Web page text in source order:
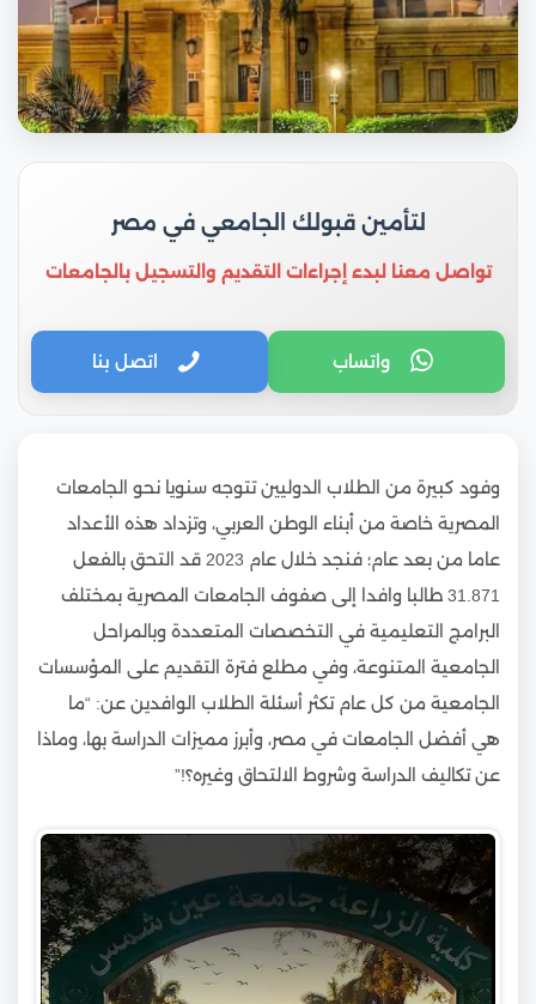
لتأمين قبولك الجامعي في مصر
تواصل معنا لبدء إجراءات التقديم والتسجيل بالجامعات
واتساب اتصل بنا
وفود كبيرة من الطلاب الدوليين تتوجه سنويا نحو الجامعات
المصرية خاصة من أبناء الوطن العربي، وتزداد هذه الأعداد
عاما من بعد عام؛ فنجد خلال عام 2023 قد التحق بالفعل
31.871 طالبا وافدا إلى صفوف الجامعات المصرية بمختلف
البرامج التعليمية في التخصصات المتعددة وبالمراحل
الجامعية المتنوعة، وفي مطلع فترة التقديم على المؤسسات
الجامعية من كل عام تكثر أسئلة الطلاب الوافدين عن: “ما
هي أفضل الجامعات في مصر، وأبرز مميزات الدراسة بها، وماذا
عن تكاليف الدراسة وشروط الالتحاق وغيره؟!”